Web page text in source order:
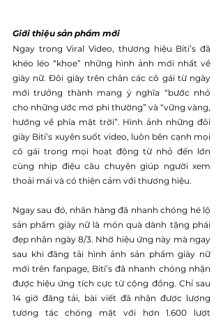
Giới thiệu sản phẩm mới
Ngay trong Viral Video, thương hiệu Biti’s đã
khéo léo “khoe” những hình ảnh mới nhất về
giày nữ. Đôi giày trên chân các cô gái từ ngày
mới trưởng thành mang ý nghĩa “bước nhỏ
cho những ước mơ phi thường” và “vững vàng,
hướng về phía mặt trời”. Hình ảnh những đôi
giày Biti’s xuyên suốt video, luôn bên cạnh mọi
cô gái trong mọi hoạt động từ nhỏ đến lớn
cùng nhịp điệu câu chuyện giúp người xem
thoải mái và có thiện cảm với thương hiệu.
Ngay sau đó, nhãn hàng đã nhanh chóng hé lộ
sản phẩm giày nữ là món quà dành tặng phái
đẹp nhân ngày 8/3. Nhờ hiệu ứng này mà ngay
sau khi đăng tải hình ảnh sản phẩm giày nữ
mới trên fanpage, Biti’s đã nhanh chóng nhận
được hiệu ứng tích cực từ cộng đồng. Chỉ sau
14 giờ đăng tải, bài viết đã nhận được lượng
tương tác chóng mặt với hơn 1.600 lượt